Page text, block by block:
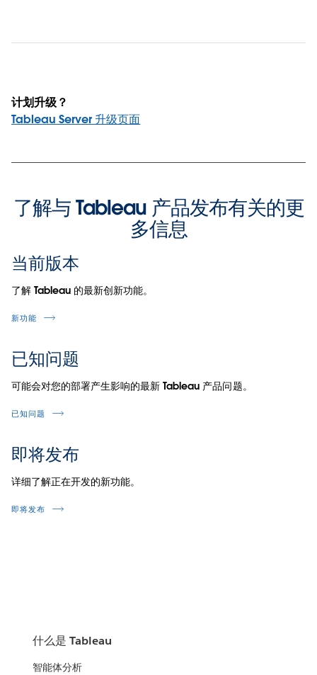
计划升级？
Tableau Server 升级页面
了解与 Tableau 产品发布有关的更
多信息
当前版本
了解 Tableau 的最新创新功能。
新功能
已知问题
可能会对您的部署产生影响的最新 Tableau 产品问题。
已知问题
即将发布
详细了解正在开发的新功能。
即将发布
什么是 Tableau
智能体分析